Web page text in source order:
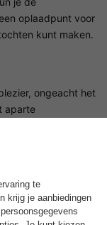
oplaadpunt voor
kunt maken.
ongeacht het
aparte
dag nodigt de
spieren te
Royal